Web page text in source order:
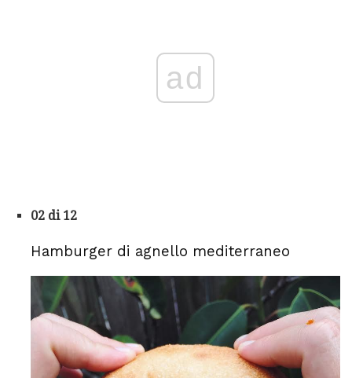
ad
02 di 12
Hamburger di agnello mediterraneo